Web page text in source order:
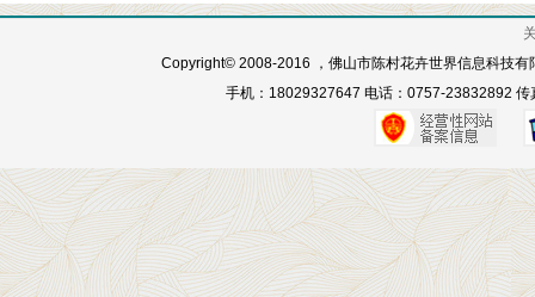
Copyright© 2008-2016 ，佛山市陈村花卉世界信息科技有
手机：18029327647 电话：0757-23832892